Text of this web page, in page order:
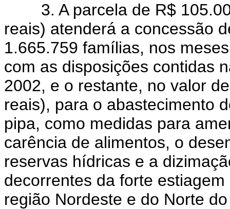
3. A parcela de R$
reais) atenderá a concessão
1.665.759 famílias, nos
com as disposições contidas
2002, e o restante, no valor
reais), para o abastecimento
pipa, como medidas para
carência de alimentos, o
reservas hídricas e a
decorrentes da forte
região Nordeste e do Norte